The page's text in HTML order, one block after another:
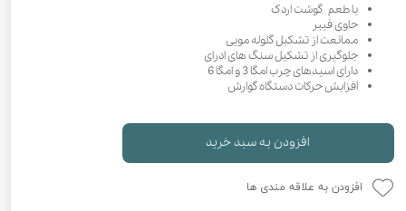
با طعم گوشت اردک
حاوی فیبر
ممانعت از تشکیل گلوله مویی
جلوگیری از تشکیل سنگ های ادرای
دارای اسیدهای چرب امگا 3 و امگا 6
افزایش حرکات دستگاه گوارش
افزودن به سبد خرید
افزودن به علاقه مندی ها